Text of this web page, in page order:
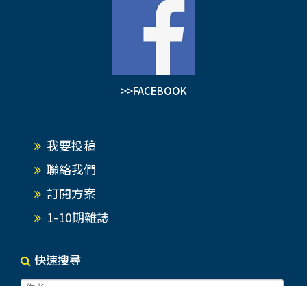
>>FACEBOOK
我要投稿
聯絡我們
訂閱方案
1-10期雜誌
快速搜尋